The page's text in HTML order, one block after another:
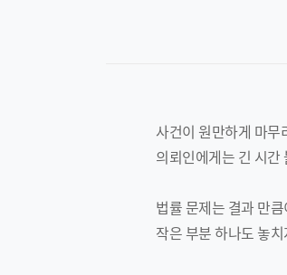
사건이 원만하게 마
의뢰인에게는 긴 시간
법률 문제는 결과 만
작은 부분 하나도 놓